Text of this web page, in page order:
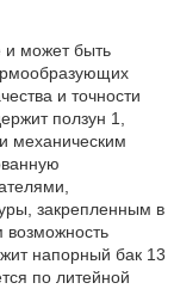
и может быть
и точности
ползун 1,
механическим
закрепленным в
напорный бак 13
по литейной